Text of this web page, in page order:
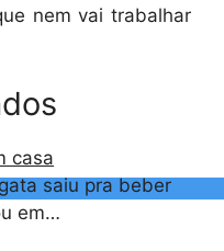
nem vai trabalhar
casa
saiu pra beber
em…